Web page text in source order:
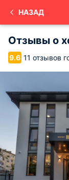
НАЗАД
Отзывы о
9.6 11 отзывов